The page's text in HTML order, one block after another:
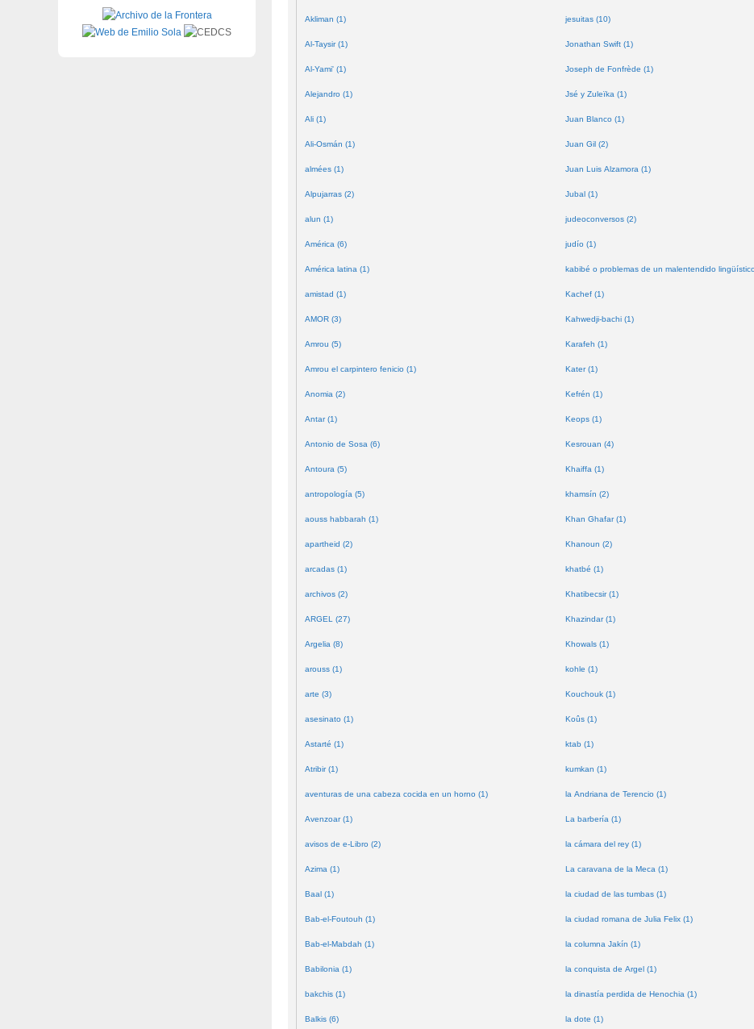
Akliman (1)
Al-Taysir (1)
Al-Yami' (1)
Alejandro (1)
Ali (1)
Ali-Osmán (1)
almées (1)
Alpujarras (2)
alun (1)
América (6)
América latina (1)
amistad (1)
AMOR (3)
Amrou (5)
Amrou el carpintero fenicio (1)
Anomia (2)
Antar (1)
Antonio de Sosa (6)
Antoura (5)
antropología (5)
aouss habbarah (1)
apartheid (2)
arcadas (1)
archivos (2)
ARGEL (27)
Argelia (8)
arouss (1)
arte (3)
asesinato (1)
Astarté (1)
Atribir (1)
aventuras de una cabeza cocida en un horno (1)
Avenzoar (1)
avisos de e-Libro (2)
Azima (1)
Baal (1)
Bab-el-Foutouh (1)
Bab-el-Mabdah (1)
Babilonia (1)
bakchis (1)
Balkis (6)
jesuitas (10)
Jonathan Swift (1)
Joseph de Fonfrède (1)
Jsé y Zuleïka (1)
Juan Blanco (1)
Juan Gil (2)
Juan Luis Alzamora (1)
Jubal (1)
judeoconversos (2)
judío (1)
kabibé o problemas de un malentendido
Kachef (1)
Kahwedji-bachi (1)
Karafeh (1)
Kater (1)
Kefrén (1)
Keops (1)
Kesrouan (4)
Khaiffa (1)
khamsín (2)
Khan Ghafar (1)
Khanoun (2)
khatbé (1)
Khatibecsir (1)
Khazindar (1)
Khowals (1)
kohle (1)
Kouchouk (1)
Koûs (1)
ktab (1)
kumkan (1)
la Andriana de Terencio (1)
La barbería (1)
la cámara del rey (1)
La caravana de la Meca (1)
la ciudad de las tumbas (1)
la ciudad romana de Julia Felix (1)
la columna Jakín (1)
la conquista de Argel (1)
la dinastía perdida de Henochia (1)
la dote (1)